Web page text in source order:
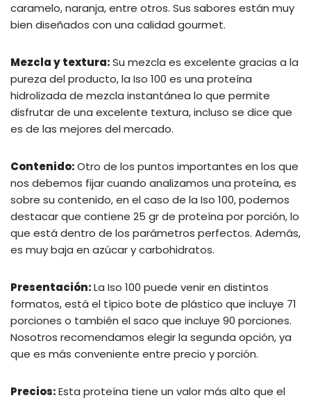
caramelo, naranja, entre otros. Sus sabores están muy
bien diseñados con una calidad gourmet.
Mezcla y textura:Su mezcla es excelente gracias a la
pureza del producto, la Iso 100 es una proteína
hidrolizada de mezcla instantánea lo que permite
disfrutar de una excelente textura, incluso se dice que
es de las mejores del mercado.
Contenido:Otro de los puntos importantes en los que
nos debemos fijar cuando analizamos una proteína, es
sobre su contenido, en el caso de la Iso 100, podemos
destacar que contiene 25 gr de proteína por porción, lo
que está dentro de los parámetros perfectos. Además,
es muy baja en azúcar y carbohidratos.
Presentación:La Iso 100 puede venir en distintos
formatos, está el típico bote de plástico que incluye 71
porciones o también el saco que incluye 90 porciones.
Nosotros recomendamos elegir la segunda opción, ya
que es más conveniente entre precio y porción.
Precios:Esta proteína tiene un valor más alto que el